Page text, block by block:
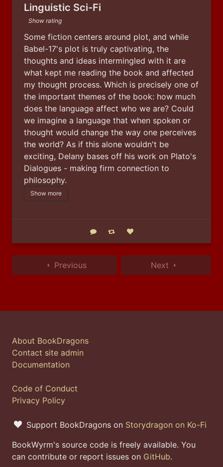
Linguistic Sci-Fi
Show rating
Some fiction centers around plot, and while
Babel-17's plot is truly captivating, the
thoughts and ideas intermingled with it are
what kept me reading the book and affected
my thought process. Which is precisely one of
the important themes of the book: how much
does the language affect who we are? Could
we imagine a language that when spoken or
thought would change the way one perceives
the world? As if this alone wouldn't be
exciting, Delany bases off his work on Plato's
Dialogues - making firm connection to
philosophy.
Show more
Reply Boost statusLike status
Previous Next
About BookDragons
Contact site admin
Documentation
Code of Conduct
Privacy Policy
Support BookDragons on Storydragon on Ko-Fi
BookWyrm's source code is freely available. You
can contribute or report issues on GitHub.